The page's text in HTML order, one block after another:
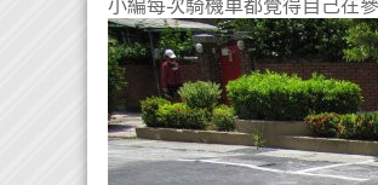
小編每次騎機車都覺得自己在